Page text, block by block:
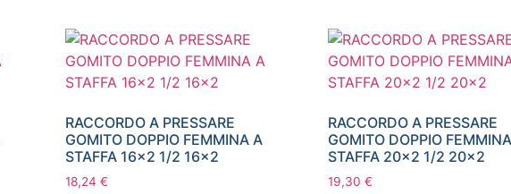
RACCORDO A PRESSARE
GOMITO DOPPIO FEMMINA A
STAFFA 16×2 1/2 16×2
18,24 €
RACCORDO A PRESSARE
GOMITO DOPPIO
STAFFA 20×2 1/2 20×2
19,30€